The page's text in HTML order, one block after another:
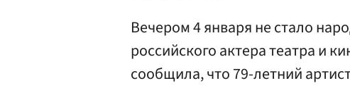
Вечером 4 января не стало
российского актера театра и
сообщила, что 79-летний